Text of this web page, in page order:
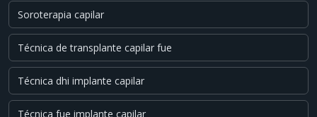
Soroterapia capilar
Técnica de transplante capilar fue
Técnica dhi implante capilar
Técnica fue implante capilar